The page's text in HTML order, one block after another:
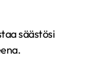
säästösi